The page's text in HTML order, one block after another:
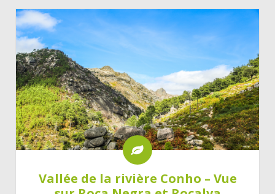
Vallée de la rivière Conho – Vue